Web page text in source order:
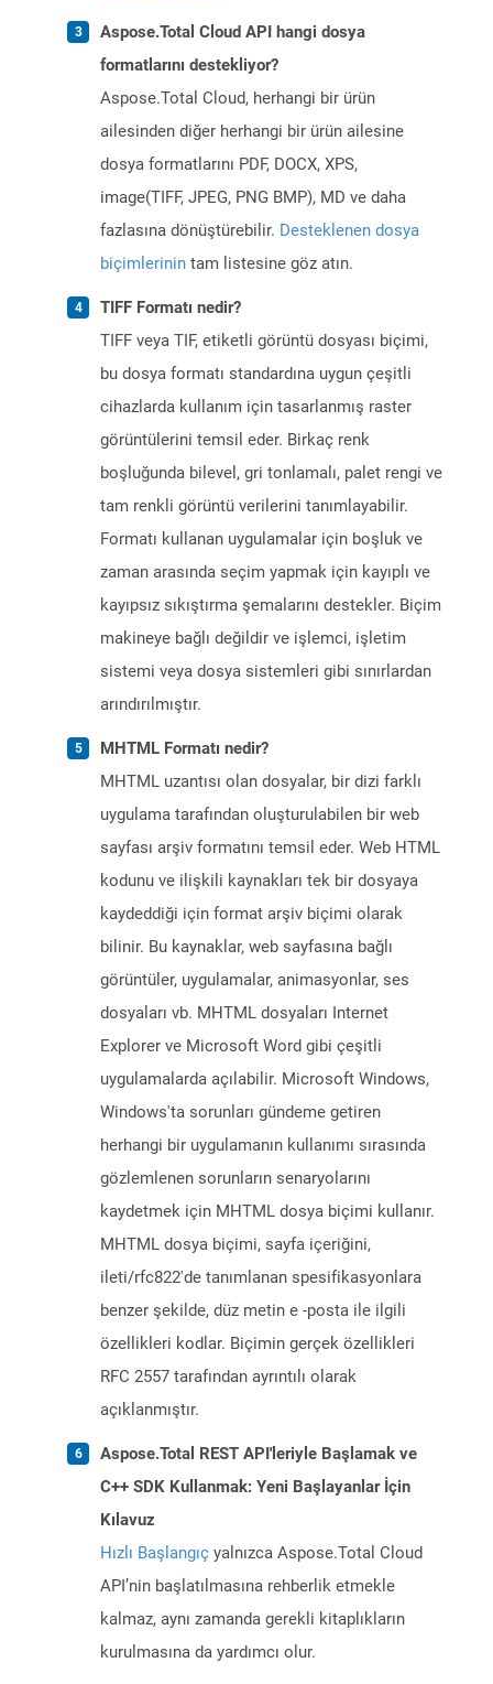
Aspose.Total Cloud API hangi dosya
formatlarını destekliyor?
Aspose.Total Cloud, herhangi bir ürün
ailesinden diğer herhangi bir ürün ailesine
dosya formatlarını PDF, DOCX, XPS,
image(TIFF, JPEG, PNG BMP), MD ve daha
fazlasına dönüştürebilir. Desteklenen dosya
biçimlerinin tam listesine göz atın.
TIFF Formatı nedir?
TIFF veya TIF, etiketli görüntü dosyası biçimi,
bu dosya formatı standardına uygun çeşitli
cihazlarda kullanım için tasarlanmış raster
görüntülerini temsil eder. Birkaç renk
boşluğunda bilevel, gri tonlamalı, palet rengi ve
tam renkli görüntü verilerini tanımlayabilir.
Formatı kullanan uygulamalar için boşluk ve
zaman arasında seçim yapmak için kayıplı ve
kayıpsız sıkıştırma şemalarını destekler. Biçim
makineye bağlı değildir ve işlemci, işletim
sistemi veya dosya sistemleri gibi sınırlardan
arındırılmıştır.
MHTML Formatı nedir?
MHTML uzantısı olan dosyalar, bir dizi farklı
uygulama tarafından oluşturulabilen bir web
sayfası arşiv formatını temsil eder. Web HTML
kodunu ve ilişkili kaynakları tek bir dosyaya
kaydeddiği için format arşiv biçimi olarak
bilinir. Bu kaynaklar, web sayfasına bağlı
görüntüler, uygulamalar, animasyonlar, ses
dosyaları vb. MHTML dosyaları Internet
Explorer ve Microsoft Word gibi çeşitli
uygulamalarda açılabilir. Microsoft Windows,
Windows'ta sorunları gündeme getiren
herhangi bir uygulamanın kullanımı sırasında
gözlemlenen sorunların senaryolarını
kaydetmek için MHTML dosya biçimi kullanır.
MHTML dosya biçimi, sayfa içeriğini,
ileti/rfc822'de tanımlanan spesifikasyonlara
benzer şekilde, düz metin e -posta ile ilgili
özellikleri kodlar. Biçimin gerçek özellikleri
RFC 2557 tarafından ayrıntılı olarak
açıklanmıştır.
Aspose.Total REST API'leriyle Başlamak ve
C++ SDK Kullanmak: Yeni Başlayanlar İçin
Kılavuz
Hızlı Başlangıç yalnızca Aspose.Total Cloud
API’nin başlatılmasına rehberlik etmekle
kalmaz, aynı zamanda gerekli kitaplıkların
kurulmasına da yardımcı olur.